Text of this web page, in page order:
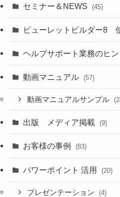
セミナー＆NEWS (45)
ビューレットビルダー8
ヘルプサポート業務のヒン
動画マニュアル (57)
動画マニュアルサンプル
出版 メディア掲載 (9)
お客様の事例 (83)
パワーポイント 活用 (20)
プレゼンテーション (4)